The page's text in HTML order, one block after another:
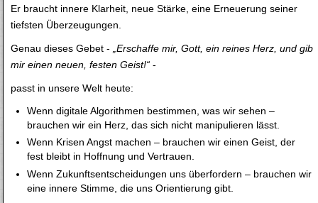
Er braucht innere Klarheit, neue Stärke, eine Erneuerung seiner
tiefsten Überzeugungen.
Genau dieses Gebet -
„Erschaffe mir, Gott, ein reines Herz, und gib
mir einen neuen, festen Geist!“ -
passt in unsere Welt heute:
Wenn digitale Algorithmen bestimmen, was wir sehen –
brauchen wir ein Herz, das sich nicht manipulieren lässt.
Wenn Krisen Angst machen – brauchen wir einen Geist, der
fest bleibt in Hoffnung und Vertrauen.
Wenn Zukunftsentscheidungen uns überfordern – brauchen wir
eine innere Stimme, die uns Orientierung gibt.